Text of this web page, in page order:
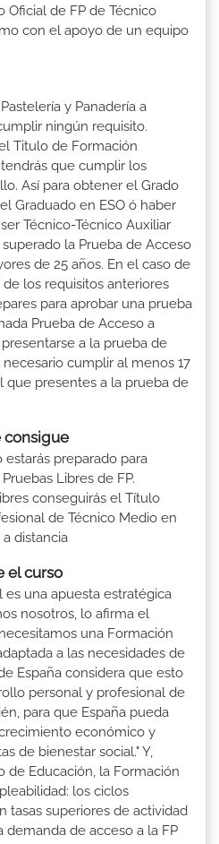
de FP de Técnico
con el apoyo de un equipo
y Panadería a
ningún requisito.
Titulo de Formación
que cumplir los
Así para obtener el Grado
Graduado en ESO ó haber
Técnico-Técnico Auxiliar
la Prueba de Acceso
de 25 años. En el caso de
los requisitos anteriores
para aprobar una prueba
Prueba de Acceso a
a la prueba de
cumplir al menos 17
que presentes a la prueba de
consigue
preparado para
Libres de FP.
conseguirás el Título
de Técnico Medio en
a distancia
el curso
es una apuesta estratégica
nosotros, lo afirma el
una Formación
a las necesidades de
España considera que esto
personal y profesional de
para que España pueda
económico y
de bienestar social." Y,
de Educación, la Formación
los ciclos
tasas superiores de actividad
demanda de acceso a la FP